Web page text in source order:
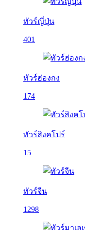
ทัวร์ญี่ปุ่น
401
ทัวร์ฮ่องกง
174
ทัวร์สิงคโปร์
15
ทัวร์จีน
1298